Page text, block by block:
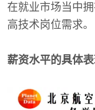
在就业市场当中
高技术岗位需求。
薪资水平的具体